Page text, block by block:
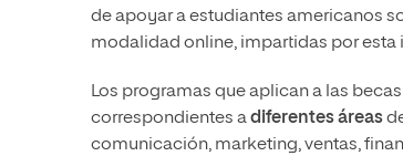
de apoyar a estudiantes americanos
modalidad online, impartidas por esta
Los programas que aplican a las
correspondientes adiferentes áreas
comunicación, marketing, ventas,